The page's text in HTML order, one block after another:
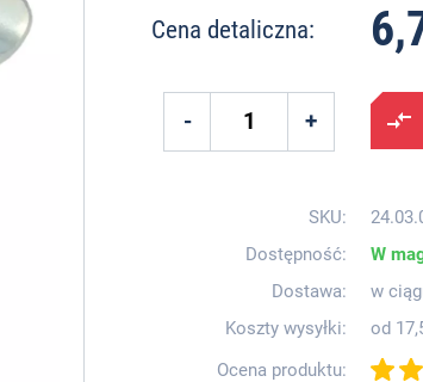
Cena detaliczna:
SKU:
Dostępność:
W
Dostawa:
w
Koszty wysyłki:
od
Ocena produktu: